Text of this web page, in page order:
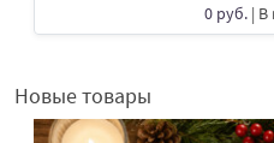
0 руб. | В
Новые товары